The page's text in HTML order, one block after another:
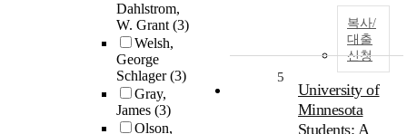
Dahlstrom,
W. Grant(3)
Welsh,
George
Schlager(3)
Gray,
James (3)
Olson,
복사/
대출
신청
5
University of
Minnesota
Students: A